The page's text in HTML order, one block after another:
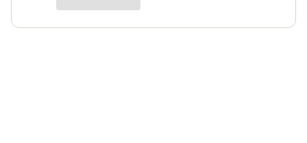
W tym roku planuję kupić i
wykorzystać wyższe podpory.